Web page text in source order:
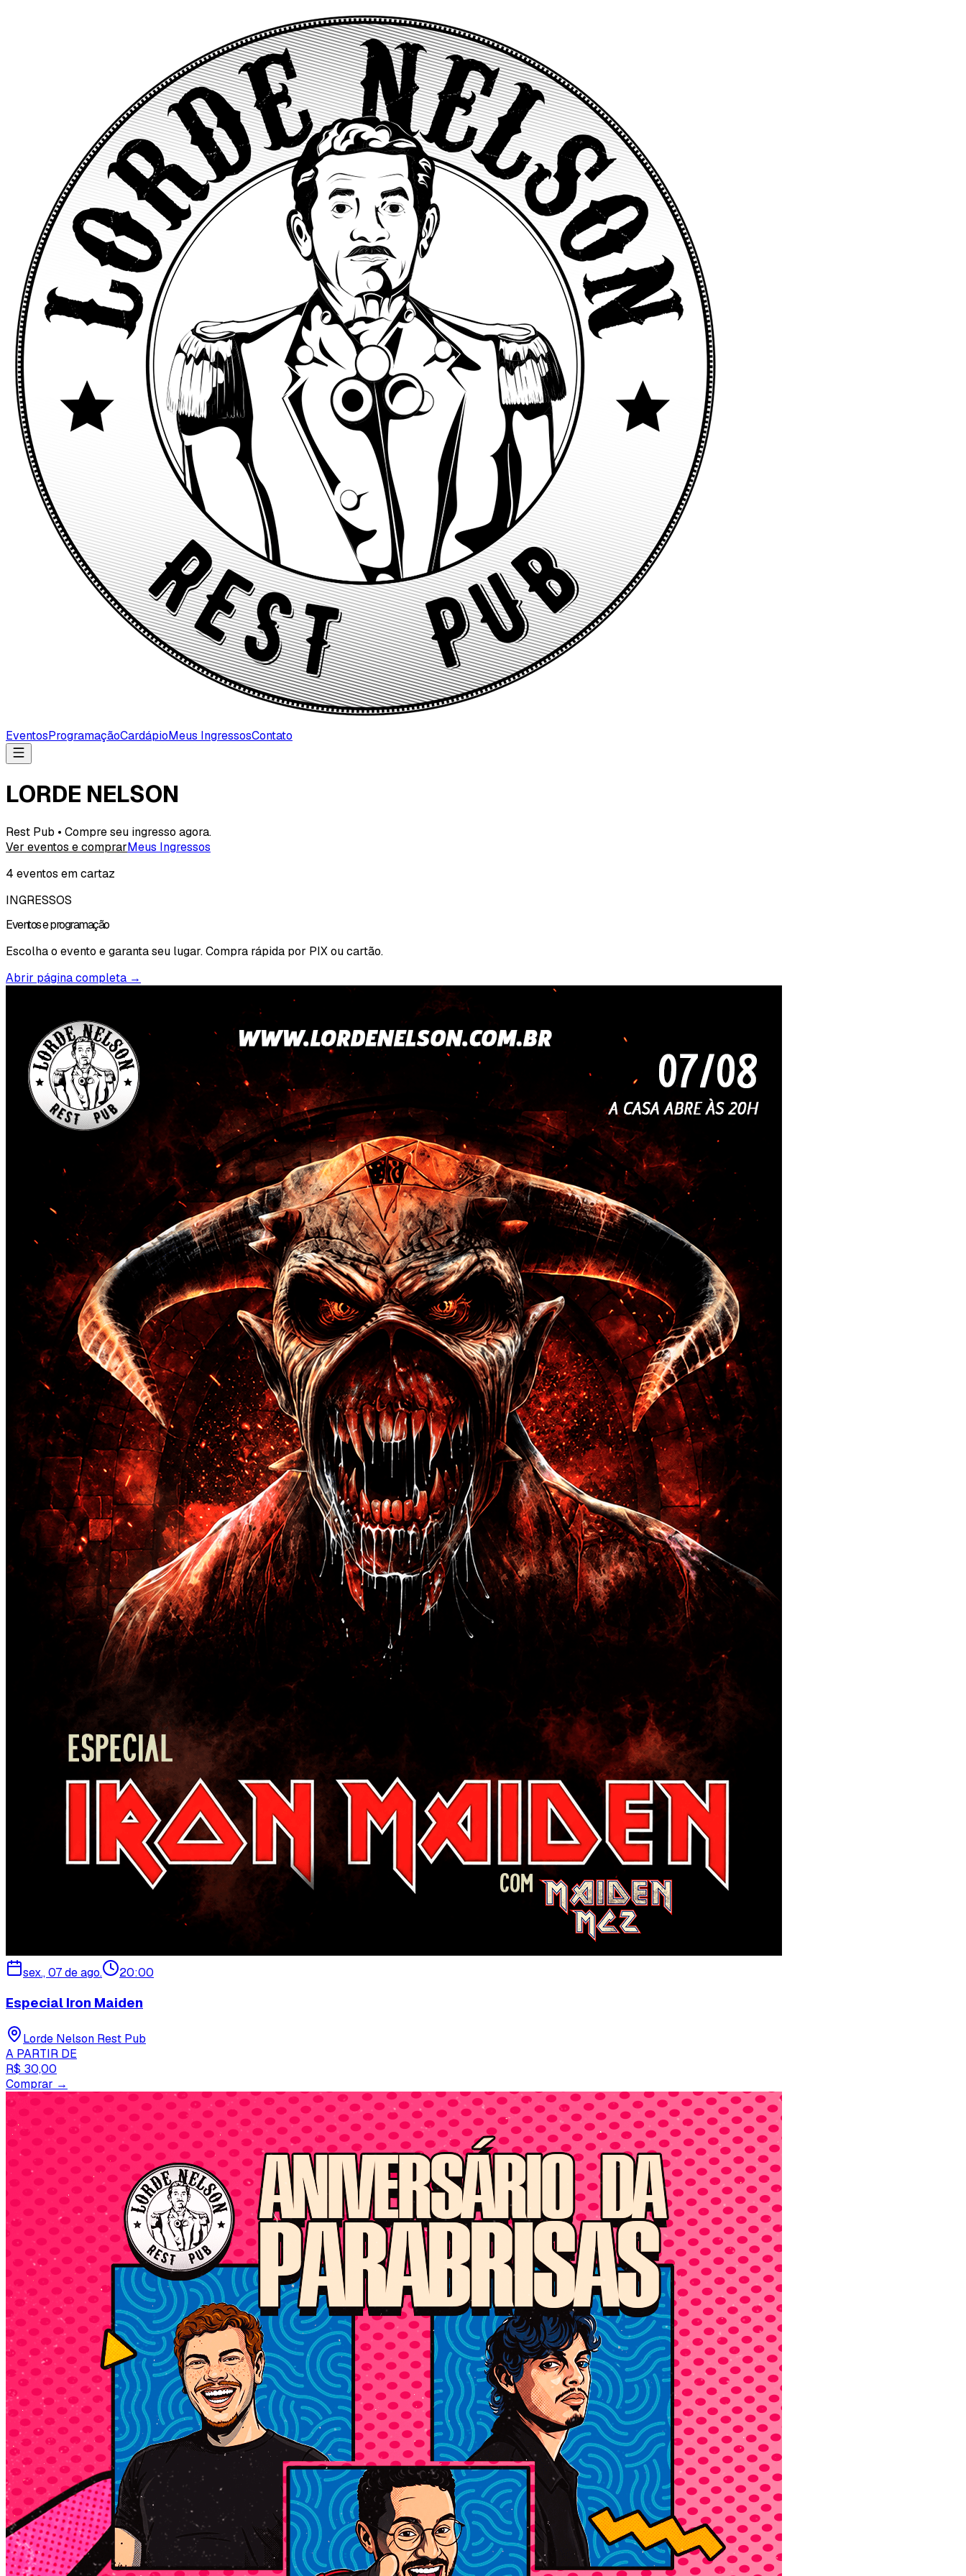
EventosProgramaçãoCardápioMeus IngressosContato
LORDE NELSON
Rest Pub • Compre seu ingresso agora.
Ver eventos e comprarMeus Ingressos
4 eventos em cartaz
INGRESSOS
Eventos e programação
Escolha o evento e garanta seu lugar. Compra rápida por PIX ou cartão.
Abrir página completa →
sex., 07 de ago. 20:00
Especial Iron Maiden
Lorde Nelson Rest Pub
A PARTIR DE
R$ 30,00
Comprar →